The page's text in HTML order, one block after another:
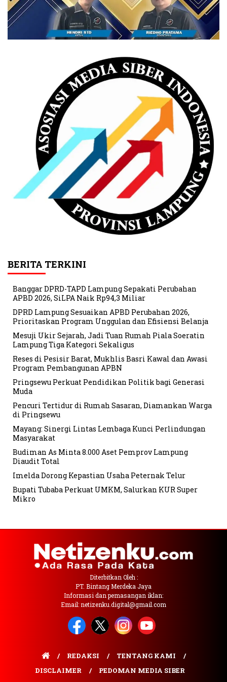
BERITA TERKINI
Banggar DPRD-TAPD Lampung Sepakati Perubahan
APBD 2026, SiLPA Naik Rp94,3 Miliar
DPRD Lampung Sesuaikan APBD Perubahan 2026,
Prioritaskan Program Unggulan dan Efisiensi Belanja
Mesuji Ukir Sejarah, Jadi Tuan Rumah Piala Soeratin
Lampung Tiga Kategori Sekaligus
Reses di Pesisir Barat, Mukhlis Basri Kawal dan Awasi
Program Pembangunan APBN
Pringsewu Perkuat Pendidikan Politik bagi Generasi
Muda
Pencuri Tertidur di Rumah Sasaran, Diamankan Warga
di Pringsewu
Mayang: Sinergi Lintas Lembaga Kunci Perlindungan
Masyarakat
Budiman As Minta 8.000 Aset Pemprov Lampung
Diaudit Total
Imelda Dorong Kepastian Usaha Peternak Telur
Bupati Tubaba Perkuat UMKM, Salurkan KUR Super
Mikro
Diterbitkan Oleh :
PT. Bintang Merdeka Jaya
Informasi dan pemasangan iklan:
Email: netizenku.digital@gmail.com
REDAKSI
TENTANG KAMI
DISCLAIMER
PEDOMAN MEDIA SIBER